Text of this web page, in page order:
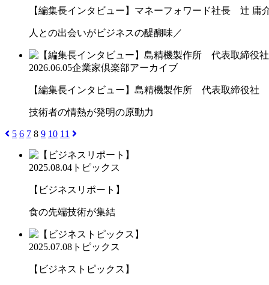
【編集長インタビュー】マネーフォワード社長 辻 庸
人との出会いがビジネスの醍醐味／
2026.06.05企業家倶楽部アーカイブ
【編集長インタビュー】島精機製作所 代表取締役
技術者の情熱が発明の原動力
5 6 7 8 9 10 11
2025.08.04 トピックス
【ビジネスリポート】
食の先端技術が集結
2025.07.08 トピックス
【ビジネストピックス】